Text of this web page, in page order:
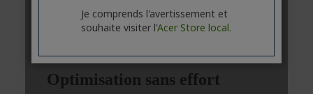
Je comprends l'avertissement et
souhaite visiter l'Acer Store local.